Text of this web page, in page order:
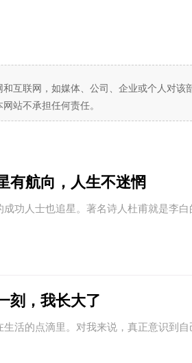
互联网，如媒体、公司、企业或个人对
站不承担任何责任。
有航向，人生不迷惘
功人士也追星。著名诗人杜甫就是李白
刻，我长大了
的点滴里。对我来说，真正意识到自